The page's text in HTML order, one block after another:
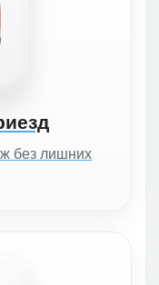
без лишних